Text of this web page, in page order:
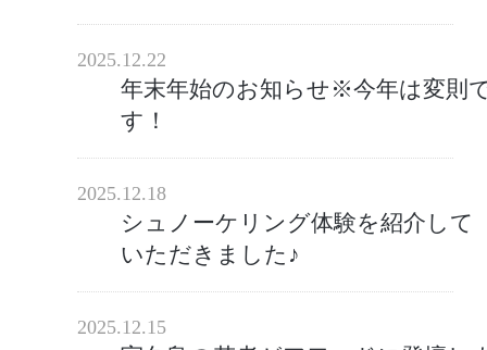
2025.12.22
年末年始のお知らせ※今年は変則
す！
2025.12.18
シュノーケリング体験を紹介して
いただきました♪
2025.12.15